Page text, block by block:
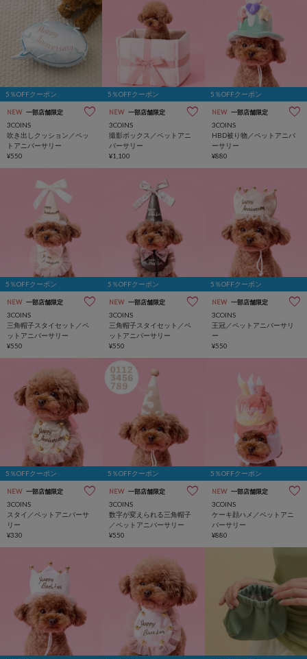
5％OFFクーポン
NEW 一部店舗限定
3COINS
吹き出しクッション／ペッ
トアニバーサリー
¥550
5％OFFクーポン
NEW 一部店舗限定
3COINS
撮影ボックス／ペットアニ
バーサリー
¥1,100
5％OFFクーポン
NEW 一部店舗限定
3COINS
HBD被り物／ペットアニバ
ーサリー
¥880
5％OFFクーポン
NEW 一部店舗限定
3COINS
三角帽子スタイセット／ペ
ットアニバーサリー
¥550
5％OFFクーポン
NEW 一部店舗限定
3COINS
三角帽子スタイセット／ペ
ットアニバーサリー
¥550
5％OFFクーポン
NEW 一部店舗限定
3COINS
王冠／ペットアニバーサリ
ー
¥550
5％OFFクーポン
NEW 一部店舗限定
3COINS
スタイ／ペットアニバーサ
リー
¥330
5％OFFクーポン
NEW 一部店舗限定
3COINS
数字が変えられる三角帽子
／ペットアニバーサリー
¥550
5％OFFクーポン
NEW 一部店舗限定
3COINS
ケーキ顔ハメ／ペットアニ
バーサリー
¥880